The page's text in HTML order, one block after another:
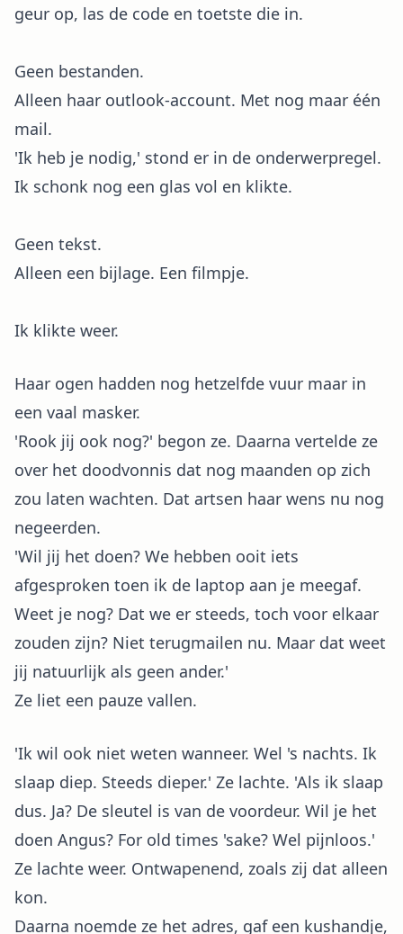
geur op, las de code en toetste die in.
Geen bestanden.
Alleen haar outlook-account. Met nog maar één
mail.
'Ik heb je nodig,' stond er in de onderwerpregel.
Ik schonk nog een glas vol en klikte.
Geen tekst.
Alleen een bijlage. Een filmpje.
Ik klikte weer.
Haar ogen hadden nog hetzelfde vuur maar in
een vaal masker.
'Rook jij ook nog?' begon ze. Daarna vertelde ze
over het doodvonnis dat nog maanden op zich
zou laten wachten. Dat artsen haar wens nu nog
negeerden.
'Wil jij het doen? We hebben ooit iets
afgesproken toen ik de laptop aan je meegaf.
Weet je nog? Dat we er steeds, toch voor elkaar
zouden zijn? Niet terugmailen nu. Maar dat weet
jij natuurlijk als geen ander.'
Ze liet een pauze vallen.
'Ik wil ook niet weten wanneer. Wel 's nachts. Ik
slaap diep. Steeds dieper.' Ze lachte. 'Als ik slaap
dus. Ja? De sleutel is van de voordeur. Wil je het
doen Angus? For old times 'sake? Wel pijnloos.'
Ze lachte weer. Ontwapenend, zoals zij dat alleen
kon.
Daarna noemde ze het adres, gaf een kushandje,